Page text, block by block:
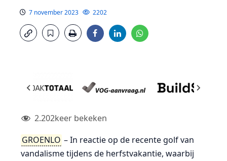
7 november 2023 2202
2.202keer bekeken
GROENLO – In reactie op de recente golf van
vandalisme tijdens de herfstvakantie, waarbij